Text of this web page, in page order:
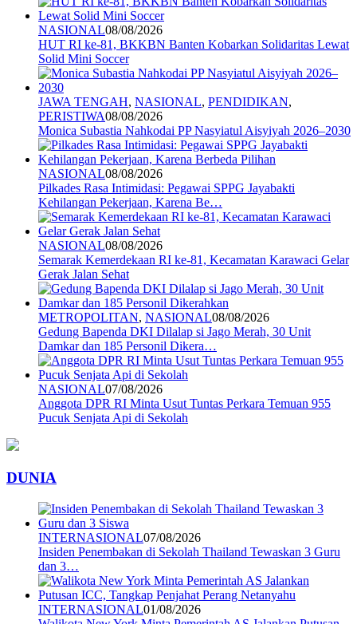
NASIONAL08/08/2026
HUT RI ke-81, BKKBN Banten Kobarkan Solidaritas Lewat
Solid Mini Soccer
JAWA TENGAH, NASIONAL, PENDIDIKAN,
PERISTIWA08/08/2026
Monica Subastia Nahkodai PP Nasyiatul Aisyiyah 2026–2030
NASIONAL08/08/2026
Pilkades Rasa Intimidasi: Pegawai SPPG Jayabakti
Kehilangan Pekerjaan, Karena Be…
NASIONAL08/08/2026
Semarak Kemerdekaan RI ke-81, Kecamatan Karawaci Gelar
Gerak Jalan Sehat
METROPOLITAN, NASIONAL08/08/2026
Gedung Bapenda DKI Dilalap si Jago Merah, 30 Unit
Damkar dan 185 Personil Dikera…
NASIONAL07/08/2026
Anggota DPR RI Minta Usut Tuntas Perkara Temuan 955
Pucuk Senjata Api di Sekolah
DUNIA
INTERNASIONAL07/08/2026
Insiden Penembakan di Sekolah Thailand Tewaskan 3 Guru
dan 3…
INTERNASIONAL01/08/2026